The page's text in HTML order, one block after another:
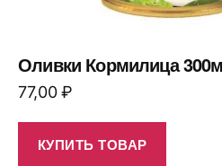
Оливки Кормилица
77,00₽
КУПИТЬ ТОВАР